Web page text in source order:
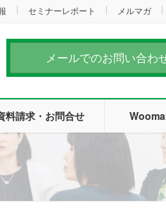
セミナーレポート メルマガ
メールでのお問い合わ
料請求・お問合せ